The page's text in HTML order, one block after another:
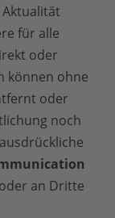
für alle
oder
können ohne
oder
noch
an Dritte